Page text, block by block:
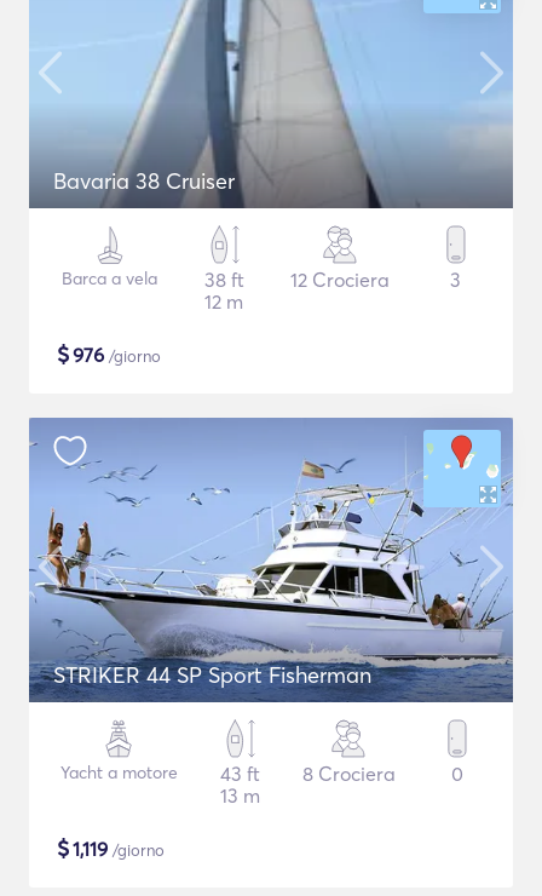
Bavaria 38 Cruiser
Barca a vela
38 ft
12 m
12 Crociera 3
$976 /giorno
STRIKER 44 SP Sport Fisherman
Yacht a motore
43 ft
13 m
8 Crociera 0
$1,119 /giorno